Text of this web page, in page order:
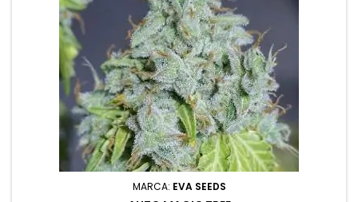
MARCA: EVA SEEDS